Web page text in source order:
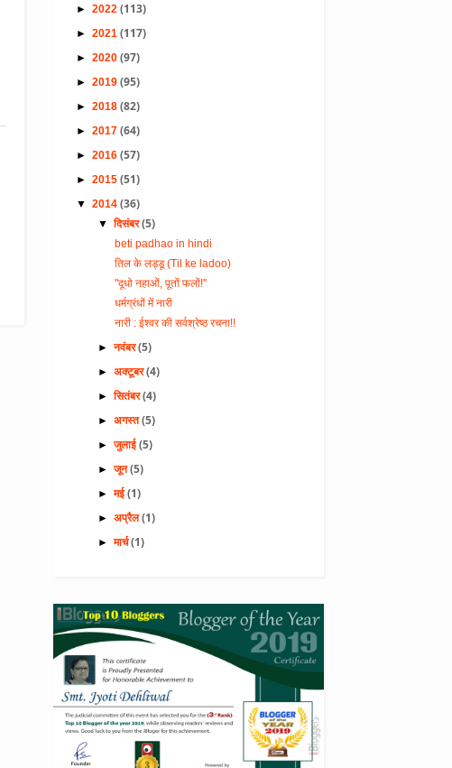
► 2022 (113)
► 2021 (117)
► 2020 (97)
► 2019 (95)
► 2018 (82)
► 2017 (64)
► 2016 (57)
► 2015 (51)
▼ 2014 (36)
▼दिसंबर(5)
beti padhao in hindi
तिल के लड्डू (Til ke ladoo)
"दूधो नहाओं, पूतों फलों!''
धर्मग्रंधों में नारी
नारी : ईश्वर की सर्वश्रेष्ठ रचना!!
►नवंबर(5)
► अक्टूबर(4)
►सितंबर(4)
► अगस्त(5)
►जुलाई(5)
►जून(5)
►मई(1)
► अप्रैल(1)
►मार्च(1)